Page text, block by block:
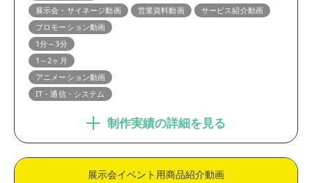
展示会・サイネージ動画
営業資料動画
サービス紹介動画
プロモーション動画
1分～3分
1～2ヶ月
アニメーション動画
IT・通信・システム
制作実績の詳細を見る
展示会イベント用商品紹介動画